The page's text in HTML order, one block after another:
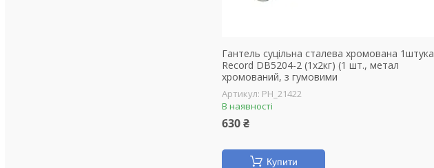
Гантель суцільна сталева хромована 1штука
Record DB5204-2 (1x2кг) (1 шт., метал
хромований, з гумовими
PH_21422
В наявності
630 ₴
Купити